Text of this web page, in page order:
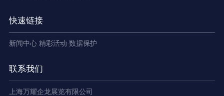
快速链接
新闻中心 精彩活动 数据保护
联系我们
上海万耀企龙展览有限公司